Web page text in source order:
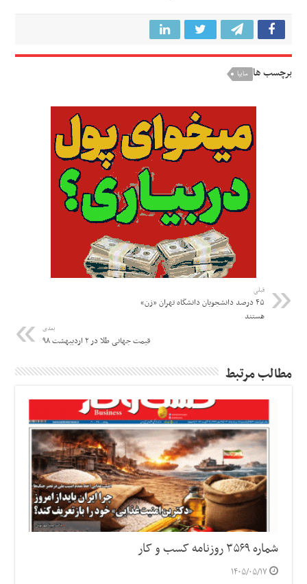
برچسب ها سایپا
قبلی
۴۵ درصد دانشجویان دانشگاه تهران «زن»
هستند
بعدی
قیمت جهانی طلا در ۲ اردیبهشت ۹۸
مطالب مرتبط
شماره ۳۵۶۹ روزنامه کسب و کار
۱۴۰۵/۰۵/۱۷